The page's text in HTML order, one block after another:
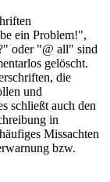
ein Problem!",
oder "@ all" sind
gelöscht.
die
und
schließt auch den
in
Missachten
bzw.